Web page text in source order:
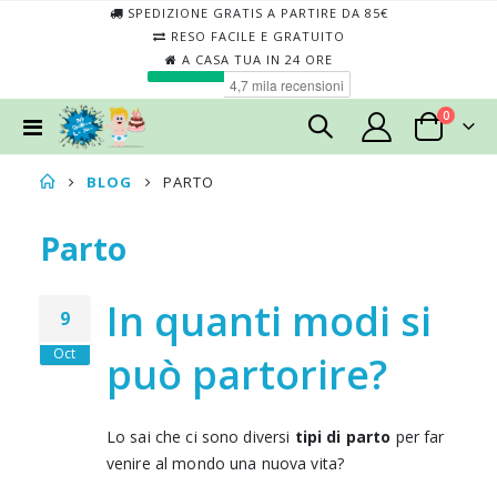
SPEDIZIONE GRATIS A PARTIRE DA 85€
RESO FACILE E GRATUITO
A CASA TUA IN 24 ORE
Toggle
Nav
Cart
0elementi
BLOG PARTO
Parto
9
Oct
In quanti modi si
può partorire?
Lo sai che ci sono diversi tipi di parto per far
venire al mondo una nuova vita?